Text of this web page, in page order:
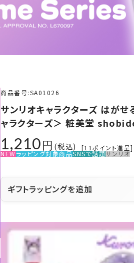
商品番号 SA01026
サンリオキャラクターズ はが
ャラクターズ＞ 粧美堂
1,210 税込 [11 ポイント進呈]
NEWラッピング対象商品SNSで話題サンリオ
ギフトラッピングを追加